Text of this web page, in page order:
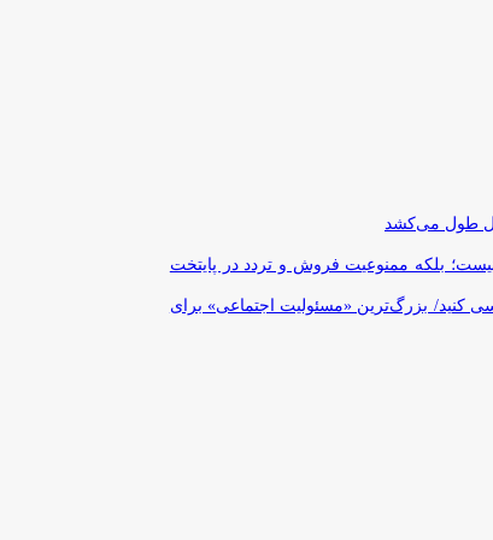
بلکه ممنوعیت فروش و تردد در پایتخت
کنید/ بزرگ‌ترین «مسئولیت اجتماعی» برای